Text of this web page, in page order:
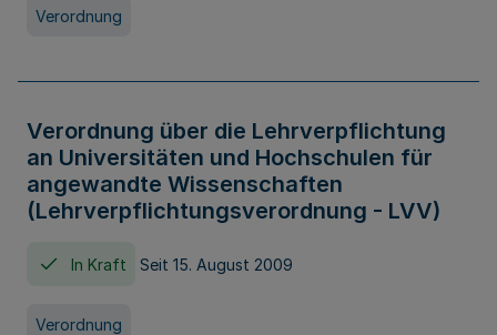
Verordnung
Verordnung über die Lehrverpflichtung
an Universitäten und Hochschulen für
angewandte Wissenschaften
(Lehrverpflichtungsverordnung - LVV)
In Kraft Seit 15. August 2009
Verordnung